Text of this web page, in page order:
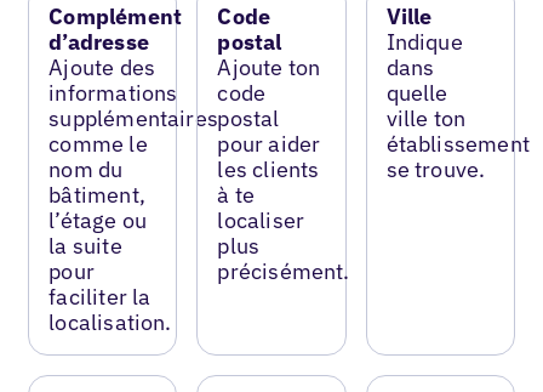
Complément
d’adresse
Ajoute des
informations
supplémentaires
comme le
nom du
bâtiment,
l’étage ou
la suite
pour
faciliter la
localisation.
Code
postal
Ajoute ton
code
postal
pour aider
les clients
à te
localiser
plus
précisément.
Ville
Indique
dans
quelle
ville ton
établissement
se trouve.